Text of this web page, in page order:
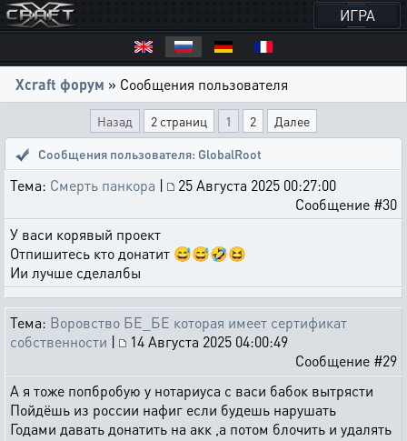
ИГРА
Xcraft форум » Сообщения пользователя
Назад 2 страниц 1 2
Далее
Сообщения пользователя: GlobalRoot
Тема: Смерть панкора |
25 Августа 2025 00:27:00
Сообщение #30
У васи корявый проект
Отпишитесь кто донатит 😅😅🤣😆
Ии лучше сделалбы
Тема: Воровство БЕ_БЕ которая имеет сертификат
собственности |
14 Августа 2025 04:00:49
Сообщение #29
А я тоже попбробую у нотариуса с васи бабок вытрясти
Пойдёшь из россии нафиг если будешь нарушать
Годами давать донатить на акк ,а потом блочить и удалять